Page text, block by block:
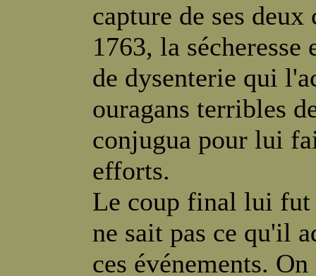
capture de ses
1763, la
de dysenterie qui
ouragans terribles
conjugua pour lui
efforts.
Le coup final lui fut
ne sait pas ce qu'il
ces événements.